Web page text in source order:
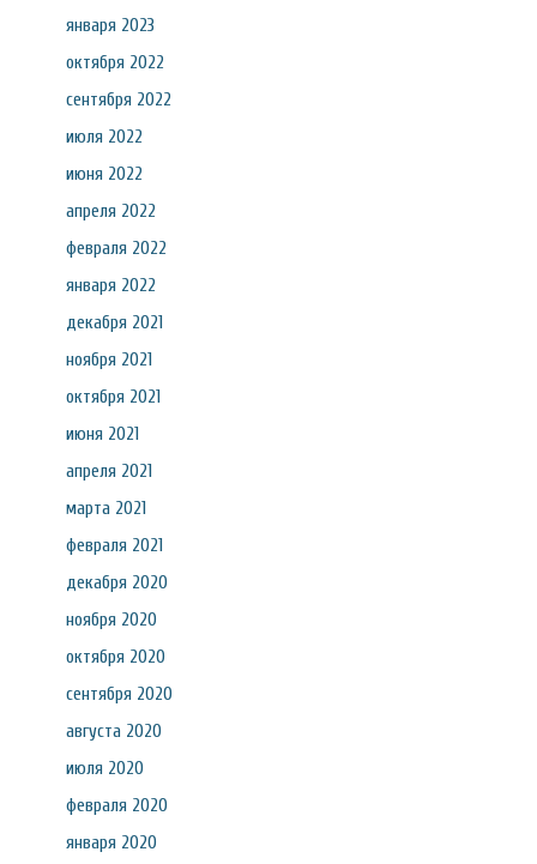
января 2023
октября 2022
сентября 2022
июля 2022
июня 2022
апреля 2022
февраля 2022
января 2022
декабря 2021
ноября 2021
октября 2021
июня 2021
апреля 2021
марта 2021
февраля 2021
декабря 2020
ноября 2020
октября 2020
сентября 2020
августа 2020
июля 2020
февраля 2020
января 2020